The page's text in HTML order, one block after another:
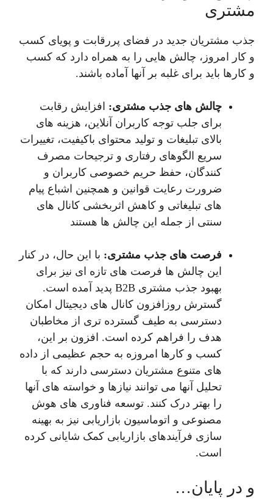
مشتری
جذب مشتریان جدید در فضای پررقابت و پویای کسب
و کار امروز، چالش هایی را به همراه دارد که کسب
و کارها باید برای غلبه بر آنها آماده باشند.
چالش‌ های جذب مشتری: افزایش رقابت
برای جلب توجه کاربران آنلاین، هزینه های
بالای تبلیغات و تولید محتوای باکیفیت، تغییرات
سریع الگوهای رفتاری و ترجیحات مصرف
کنندگان، حفظ حریم خصوصی کاربران و
ضرورت رعایت قوانین و همچنین اشباع پیام
های تبلیغاتی و کاهش اثربخشی کانال های
سنتی از جمله این چالش ها هستند
فرصت‌ های جذب مشتری: با این حال، در کنار
این چالش ها فرصت های تازه ای نیز برای
بهبود جذب مشتری B2B پدید آمده است.
گسترش روزافزون کانال های دیجیتال امکان
دسترسی به طیف گسترده تری از مخاطبان
هدف را فراهم کرده است. افزون بر این،
کسب و کارها امروزه به حجم عظیمی از داده
های متنوع مشتریان دسترسی دارند که با
تحلیل آنها می توانند نیازها و خواسته های آنها
را بهتر درک کنند. توسعه فناوری های هوش
مصنوعی و اتوماسیون بازاریابی نیز به بهینه
سازی فرآیندهای بازاریابی کمک شایانی کرده
است.
و در پایان…